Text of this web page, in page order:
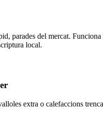
parades del mercat.
local.
extra o calefaccions